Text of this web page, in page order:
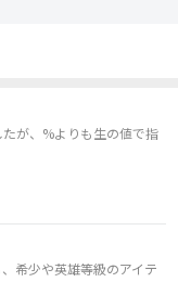
が、%よりも生の値で指
希少や英雄等級のアイテ